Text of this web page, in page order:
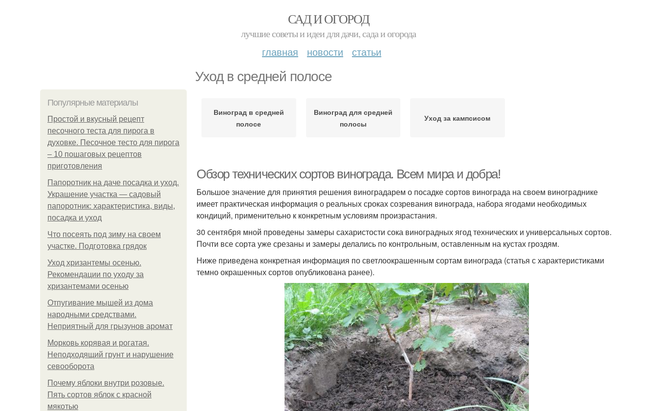
САД И ОГОРОД
лучшие советы и идеи для дачи, сада и огорода
главная новости статьи
Уход в средней полосе
Популярные материалы
Простой и вкусный рецепт
песочного теста для пирога в
духовке. Песочное тесто для пирога
– 10 пошаговых рецептов
приготовления
Папоротник на даче посадка и уход.
Украшение участка — садовый
папоротник: характеристика, виды,
посадка и уход
Что посеять под зиму на своем
участке. Подготовка грядок
Уход хризантемы осенью.
Рекомендации по уходу за
хризантемами осенью
Отпугивание мышей из дома
народными средствами.
Неприятный для грызунов аромат
Морковь корявая и рогатая.
Неподходящий грунт и нарушение
севооборота
Почему яблоки внутри розовые.
Пять сортов яблок с красной
мякотью
Виноград в средней
полосе
Виноград для средней
полосы
Уход за кампсисом
Обзор технических сортов винограда. Всем мира и добра!
Большое значение для принятия решения виноградарем о посадке сортов винограда на своем винограднике
имеет практическая информация о реальных сроках созревания винограда, набора ягодами необходимых
кондиций, применительно к конкретным условиям произрастания.
30 сентября мной проведены замеры сахаристости сока виноградных ягод технических и универсальных сортов.
Почти все сорта уже срезаны и замеры делались по контрольным, оставленным на кустах гроздям.
Ниже приведена конкретная информация по светлоокрашенным сортам винограда (статья с характеристиками
темно окрашенных сортов опубликована ранее).